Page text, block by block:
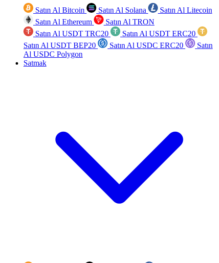
Satın Al Bitcoin Satın Al Solana
Satın Al Litecoin
Satın Al Ethereum
Satın Al TRON
Satın Al USDT TRC20
Satın Al USDT ERC20
Satın Al USDT BEP20
Satın Al USDC ERC20
Satın
Al USDC Polygon
Satmak